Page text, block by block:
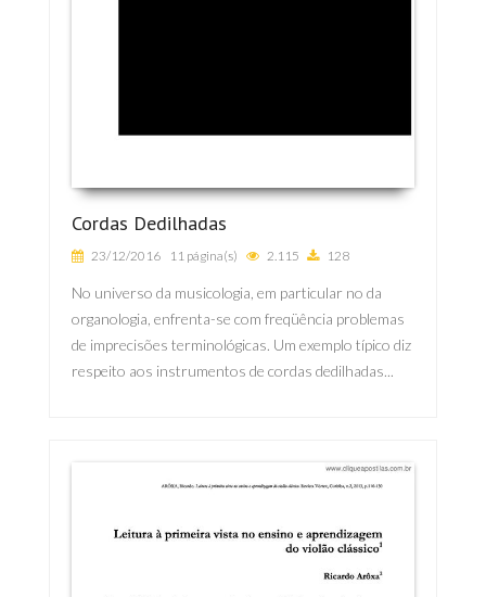
Cordas Dedilhadas
23/12/2016 11 página(s) 2.115 128
No universo da musicologia, em particular no da
organologia, enfrenta-se com freqüência problemas
de imprecisões terminológicas. Um exemplo típico diz
respeito aos instrumentos de cordas dedilhadas...